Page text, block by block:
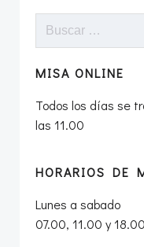
Buscar:
MISA ONLINE
Todos los días se
las 11.00
HORARIOS DE
Lunes a sabado
07.00, 11.00 y 18.00